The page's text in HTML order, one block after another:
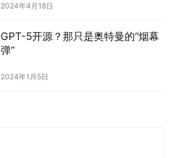
2024年4月18日
GPT-5开源？那只是奥特曼的“烟幕
弹”
2024年1月5日